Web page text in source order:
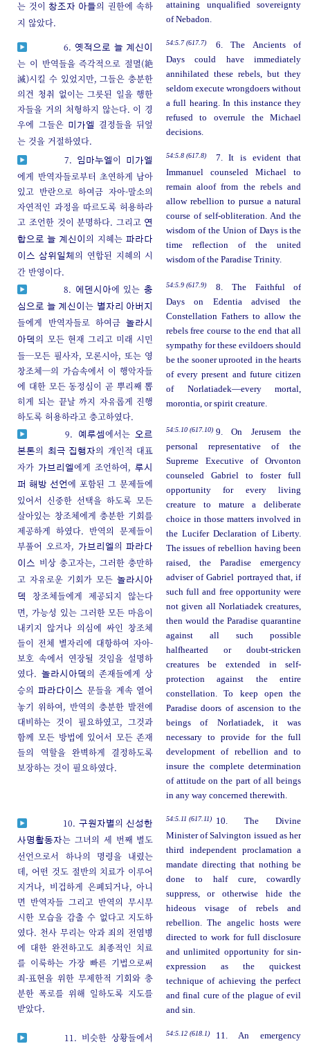
는 것이 창조자 아들의 권한에 속하
지 않았다.
attaining unqualified sovereignty
of Nebadon.
6. 옛적으로 늘 계신이
는 이 반역들을 즉각적으로 절멸(絶
滅)시킬 수 있었지만, 그들은 충분한
의견 청취 없이는 그릇된 일을 행한
자들을 거의 처형하지 않는다. 이 경
우에 그들은
미가엘
결정들을 뒤엎
는 것을 거절하였다.
54:5.7 (617.7)
6. The Ancients of
Days could have immediately
annihilated these rebels, but they
seldom execute wrongdoers without
a full hearing. In this instance they
refused to overrule the Michael
decisions.
7. 임마누엘 이 미가엘
에게 반역자들로부터 초연하게 남아
있고 반란으로 하여금 자아-말소의
자연적인 과정을 따르도록 허용하라
고 조언한 것이 분명하다. 그리고 연
합으로 늘 계신이의 지혜는파라다
이스 삼위일체의 연합된 지혜의 시
간 반영이다.
54:5.8 (617.8)
7. It is evident that
Immanuel counseled Michael to
remain aloof from the rebels and
allow rebellion to pursue a natural
course of self-obliteration. And the
wisdom of the Union of Days is the
time reflection of the united
wisdom of the Paradise Trinity.
8. 에덴시아에 있는충
심으로 늘 계신이는 별자리 아버지
들에게 반역자들로 하여금놀라시
아덱의 모든 현재 그리고 미래 시민
들─모든 필사자, 모론시아, 또는 영
창조체─의 가슴속에서 이 행악자들
에 대한 모든 동정심이 곧 뿌리째 뽑
히게 되는 끝날 까지 자유롭게 진행
하도록 허용하라고 충고하였다.
54:5.9 (617.9)
8. The Faithful of
Days on Edentia advised the
Constellation Fathers to allow the
rebels free course to the end that all
sympathy for these evildoers should
be the sooner uprooted in the hearts
of every present and future citizen
of Norlatiadek—every mortal,
morontia, or spirit creature.
9. 예루셈에서는
오르
본톤의 최극 집행자의 개인적 대표
자가 가브리엘에게 조언하여,루시
퍼 해방 선언에 포함된 그 문제들에
있어서 신중한 선택을 하도록 모든
살아있는 창조체에게 충분한 기회를
제공하게 하였다. 반역의 문제들이
부풀어 오르자,
가브리엘의파라다
이스
비상 충고자는, 그러한 충만하
고 자유로운 기회가 모든놀라시아
덱
창조체들에게 제공되지 않는다
면, 가능성 있는 그러한 모든 마음이
내키지 않거나 의심에 싸인 창조체
들이 전체 별자리에 대항하여 자아-
보호 속에서 연장될 것임을 설명하
였다.
놀라시아덱의 존재들에게 상
승의파라다이스
문들을 계속 열어
놓기 위하여, 반역의 충분한 발전에
대비하는 것이 필요하였고, 그것과
함께 모든 방법에 있어서 모든 존재
들의 역할을 완벽하게 결정하도록
보장하는 것이 필요하였다.
54:5.10 (617.10) 9. On Jerusem the
personal representative of the
Supreme Executive of Orvonton
counseled Gabriel to foster full
opportunity for every living
creature to mature a deliberate
choice in those matters involved in
the Lucifer Declaration of Liberty.
The issues of rebellion having been
raised, the Paradise emergency
adviser of Gabriel portrayed that, if
such full and free opportunity were
not given all Norlatiadek creatures,
then would the Paradise quarantine
against all such possible
halfhearted or doubt-stricken
creatures be extended in self-
protection against the entire
constellation. To keep open the
Paradise doors of ascension to the
beings of Norlatiadek, it was
necessary to provide for the full
development of rebellion and to
insure the complete determination
of attitude on the part of all beings
in any way concerned therewith.
10. 구원자별의신성한
사명활동자는 그녀의 세 번째 별도
선언으로서 하나의 명령을 내렸는
데, 어떤 것도 절반의 치료가 이루어
지거나, 비겁하게 은폐되거나, 아니
면 반역자들 그리고 반역의 무시무
시한 모습을 감출 수 없다고 지도하
였다. 천사 무리는 악과 죄의 전염병
에 대한 완전하고도 최종적인 치료
를 이룩하는 가장 빠른 기법으로써
죄-표현을 위한 무제한적 기회와 충
분한 폭로를 위해 일하도록 지도를
받았다.
54:5.11 (617.11)
10. The Divine
Minister of Salvington issued as her
third independent proclamation a
mandate directing that nothing be
done to half cure, cowardly
suppress, or otherwise hide the
hideous visage of rebels and
rebellion. The angelic hosts were
directed to work for full disclosure
and unlimited opportunity for sin-
expression as the quickest
technique of achieving the perfect
and final cure of the plague of evil
and sin.
11. 비슷한 상황들에서
54:5.12 (618.1)
11. An emergency